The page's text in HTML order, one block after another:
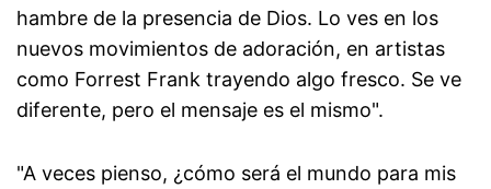
hambre de la presencia de Dios. Lo ves en los
nuevos movimientos de adoración, en artistas
como Forrest Frank trayendo algo fresco. Se ve
diferente, pero el mensaje es el mismo".
"A veces pienso, ¿cómo será el mundo para mis